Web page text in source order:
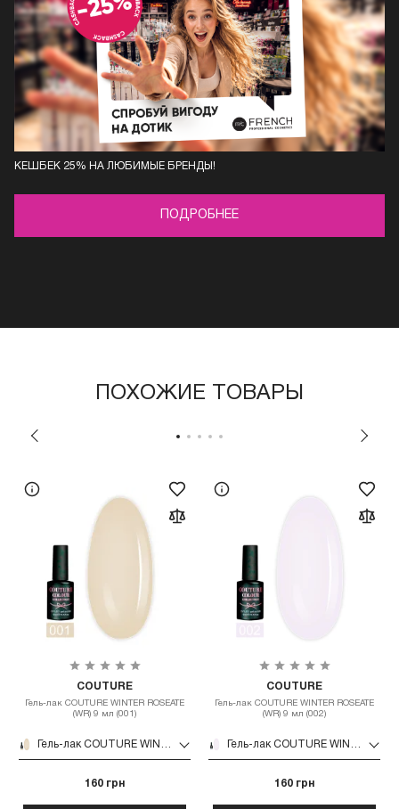
КЕШБЕК 25% НА ЛЮБИМЫЕ БРЕНДЫ!
ПОДРОБНЕЕ
ПОХОЖИЕ ТОВАРЫ
COUTURE
Гель-лак COUTURE WINTER ROSEATE
(WR) 9 мл (001)
160 грн
COUTURE
Гель-лак COUTURE WINTER ROSEATE
(WR) 9 мл (002)
160 грн